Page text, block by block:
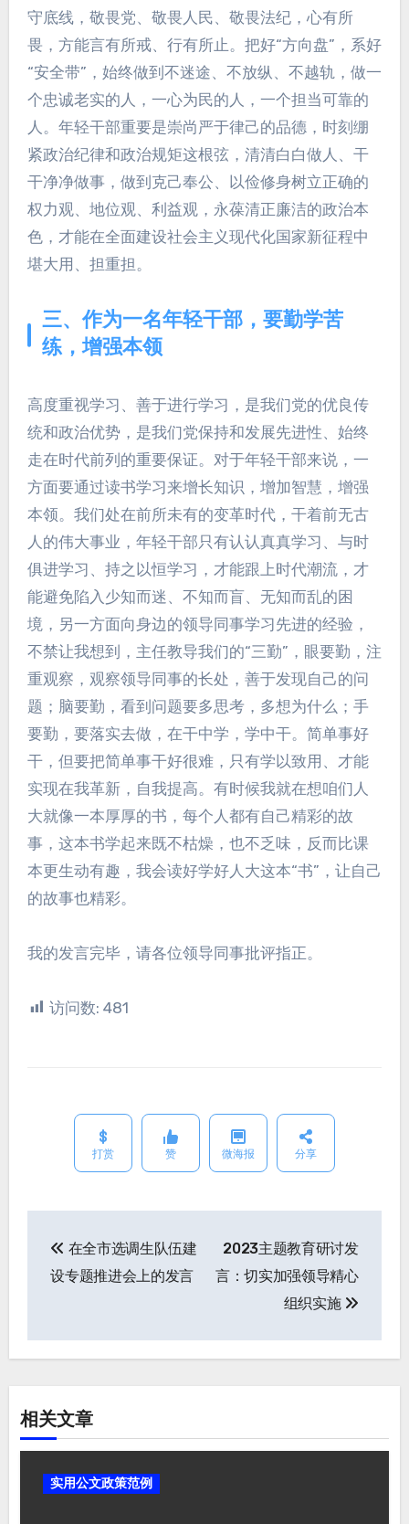
守底线，敬畏党、敬畏人民、敬畏法纪，心有所
畏，方能言有所戒、行有所止。把好“方向盘”，系好
“安全带”，始终做到不迷途、不放纵、不越轨，做一
个忠诚老实的人，一心为民的人，一个担当可靠的
人。年轻干部重要是崇尚严于律己的品德，时刻绷
紧政治纪律和政治规矩这根弦，清清白白做人、干
干净净做事，做到克己奉公、以俭修身树立正确的
权力观、地位观、利益观，永葆清正廉洁的政治本
色，才能在全面建设社会主义现代化国家新征程中
堪大用、担重担。
三、作为一名年轻干部，要勤学苦
练，增强本领
高度重视学习、善于进行学习，是我们党的优良传
统和政治优势，是我们党保持和发展先进性、始终
走在时代前列的重要保证。对于年轻干部来说，一
方面要通过读书学习来增长知识，增加智慧，增强
本领。我们处在前所未有的变革时代，干着前无古
人的伟大事业，年轻干部只有认认真真学习、与时
俱进学习、持之以恒学习，才能跟上时代潮流，才
能避免陷入少知而迷、不知而盲、无知而乱的困
境，另一方面向身边的领导同事学习先进的经验，
不禁让我想到，主任教导我们的“三勤”，眼要勤，注
重观察，观察领导同事的长处，善于发现自己的问
题；脑要勤，看到问题要多思考，多想为什么；手
要勤，要落实去做，在干中学，学中干。简单事好
干，但要把简单事干好很难，只有学以致用、才能
实现在我革新，自我提高。有时候我就在想咱们人
大就像一本厚厚的书，每个人都有自己精彩的故
事，这本书学起来既不枯燥，也不乏味，反而比课
本更生动有趣，我会读好学好人大这本“书”，让自己
的故事也精彩。
我的发言完毕，请各位领导同事批评指正。
访问数: 481
打赏 赞 微海报 分享
文
章
航
在全市选调生队伍建
设专题推进会上的发言
2023主题教育研讨发
言：切实加强领导精心
组织实施
相关文章
实用公文政策范例